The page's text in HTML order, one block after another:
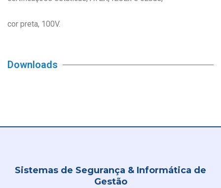
cor preta, 100V.
Downloads
Sistemas de Segurança & Informática de
Gestão